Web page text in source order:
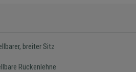
breiter Sitz
Rückenlehne